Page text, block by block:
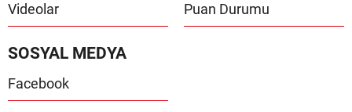
Videolar Puan Durumu
SOSYAL MEDYA
Facebook